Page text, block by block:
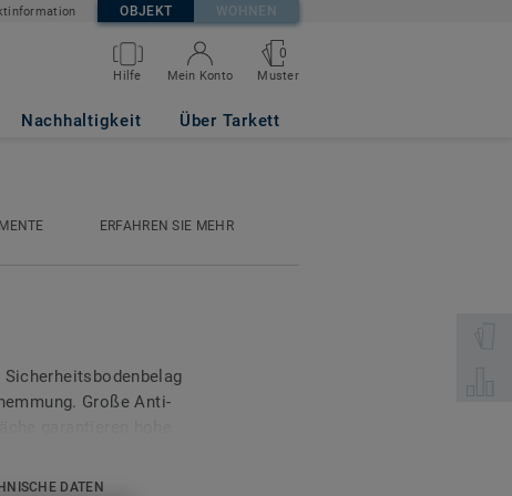
OBJEKT WOHNEN
Hilfe Mein Konto
0
Muster
Nachhaltigkeit Über Tarkett
ERFAHREN SIE MEHR
Große Anti-
in vier Farben erhältlich
Einsatzorte wie
DATEN